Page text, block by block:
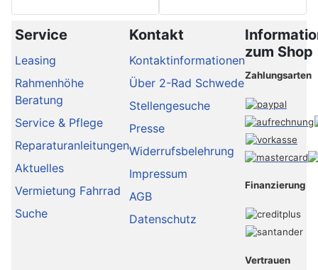
Service
Leasing
Rahmenhöhe
Beratung
Service & Pflege
Reparaturanleitungen
Aktuelles
Vermietung Fahrrad
Suche
Kontakt
Kontaktinformationen
Über 2-Rad Schwede
Stellengesuche
Presse
Widerrufsbelehrung
Impressum
AGB
Datenschutz
zum Shop
Zahlungsarten
Finanzierung
Vertrauen